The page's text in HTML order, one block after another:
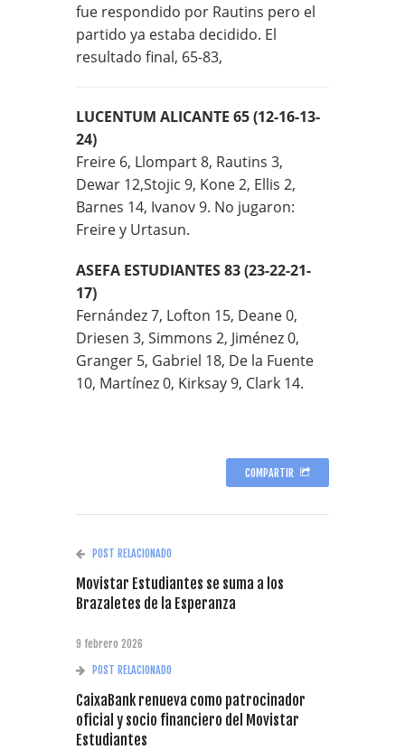
fue respondido por Rautins pero el
partido ya estaba decidido. El
resultado final, 65-83,
LUCENTUM ALICANTE 65 (12-16-13-
24)
Freire 6, Llompart 8, Rautins 3,
Dewar 12,Stojic 9, Kone 2, Ellis 2,
Barnes 14, Ivanov 9. No jugaron:
Freire y Urtasun.
ASEFA ESTUDIANTES 83 (23-22-21-
17)
Fernández 7, Lofton 15, Deane 0,
Driesen 3, Simmons 2, Jiménez 0,
Granger 5, Gabriel 18, De la Fuente
10, Martínez 0, Kirksay 9, Clark 14.
COMPARTIR
POST RELACIONADO
Movistar Estudiantes se suma a los
Brazaletes de la Esperanza
9 febrero 2026
POST RELACIONADO
CaixaBank renueva como patrocinador
oficial y socio financiero del Movistar
Estudiantes